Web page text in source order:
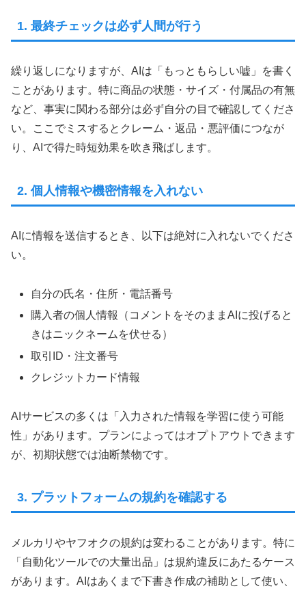
1. 最終チェックは必ず人間が行う
繰り返しになりますが、AIは「もっともらしい嘘」を書く
ことがあります。特に商品の状態・サイズ・付属品の有無
など、事実に関わる部分は必ず自分の目で確認してくださ
い。ここでミスするとクレーム・返品・悪評価につなが
り、AIで得た時短効果を吹き飛ばします。
2. 個人情報や機密情報を入れない
AIに情報を送信するとき、以下は絶対に入れないでくださ
い。
自分の氏名・住所・電話番号
購入者の個人情報（コメントをそのままAIに投げると
きはニックネームを伏せる）
取引ID・注文番号
クレジットカード情報
AIサービスの多くは「入力された情報を学習に使う可能
性」があります。プランによってはオプトアウトできます
が、初期状態では油断禁物です。
3. プラットフォームの規約を確認する
メルカリやヤフオクの規約は変わることがあります。特に
「自動化ツールでの大量出品」は規約違反にあたるケース
があります。AIはあくまで下書き作成の補助として使い、